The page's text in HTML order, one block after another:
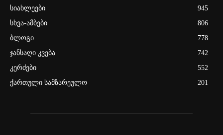
სიახლეები
945
სხვა-ამბები
806
ბლოგი
778
ჯანსაღი კვება
742
კერძები
552
ქართული სამზარეულო
201